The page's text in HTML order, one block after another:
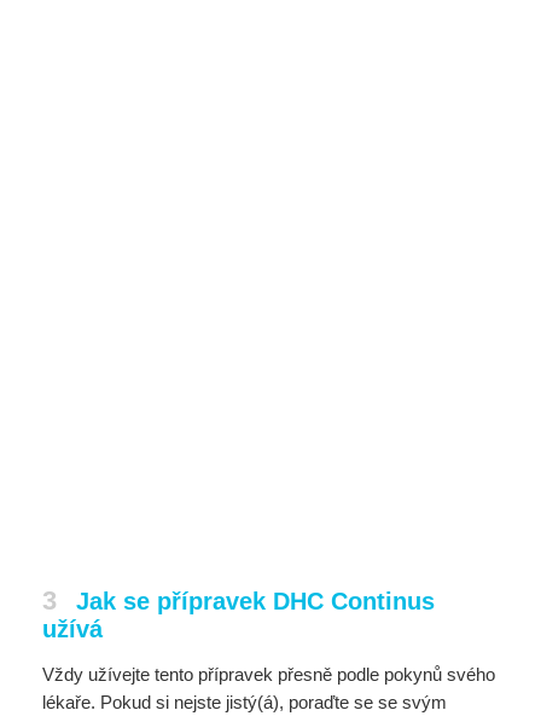
3
Jak se přípravek DHC Continus
užívá
Vždy užívejte tento přípravek přesně podle pokynů svého
lékaře. Pokud si nejste jistý(á), poraďte se se svým